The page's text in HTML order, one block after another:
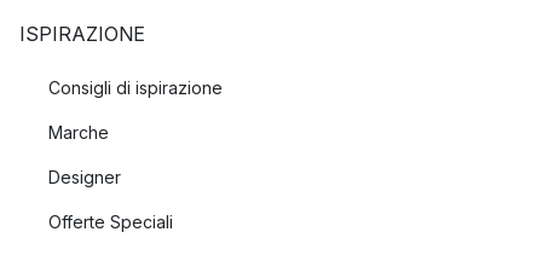
ISPIRAZIONE
Consigli di ispirazione
Marche
Designer
Offerte Speciali